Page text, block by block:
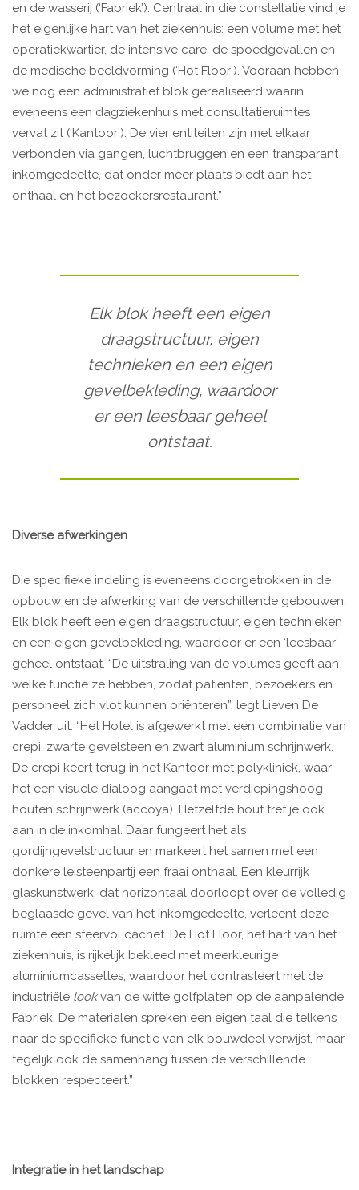
en de wasserij (‘Fabriek’). Centraal in die constellatie vind je
het eigenlijke hart van het ziekenhuis: een volume met het
operatiekwartier, de intensive care, de spoedgevallen en
de medische beeldvorming (‘Hot Floor’). Vooraan hebben
we nog een administratief blok gerealiseerd waarin
eveneens een dagziekenhuis met consultatieruimtes
vervat zit (‘Kantoor’). De vier entiteiten zijn met elkaar
verbonden via gangen, luchtbruggen en een transparant
inkomgedeelte, dat onder meer plaats biedt aan het
onthaal en het bezoekersrestaurant.”
Elk blok heeft een eigen
draagstructuur, eigen
technieken en een eigen
gevelbekleding, waardoor
er een leesbaar geheel
ontstaat.
Diverse afwerkingen
Die specifieke indeling is eveneens doorgetrokken in de
opbouw en de afwerking van de verschillende gebouwen.
Elk blok heeft een eigen draagstructuur, eigen technieken
en een eigen gevelbekleding, waardoor er een ‘leesbaar’
geheel ontstaat. “De uitstraling van de volumes geeft aan
welke functie ze hebben, zodat patiënten, bezoekers en
personeel zich vlot kunnen oriënteren”, legt Lieven De
Vadder uit. “Het Hotel is afgewerkt met een combinatie van
crepi, zwarte gevelsteen en zwart aluminium schrijnwerk.
De crepi keert terug in het Kantoor met polykliniek, waar
het een visuele dialoog aangaat met verdiepingshoog
houten schrijnwerk (accoya). Hetzelfde hout tref je ook
aan in de inkomhal. Daar fungeert het als
gordijngevelstructuur en markeert het samen met een
donkere leisteenpartij een fraai onthaal. Een kleurrijk
glaskunstwerk, dat horizontaal doorloopt over de volledig
beglaasde gevel van het inkomgedeelte, verleent deze
ruimte een sfeervol cachet. De Hot Floor, het hart van het
ziekenhuis, is rijkelijk bekleed met meerkleurige
aluminiumcassettes, waardoor het contrasteert met de
industriële lookvan de witte golfplaten op de aanpalende
Fabriek. De materialen spreken een eigen taal die telkens
naar de specifieke functie van elk bouwdeel verwijst, maar
tegelijk ook de samenhang tussen de verschillende
blokken respecteert.”
Integratie in het landschap